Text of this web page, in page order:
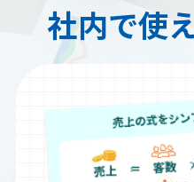
社内で使